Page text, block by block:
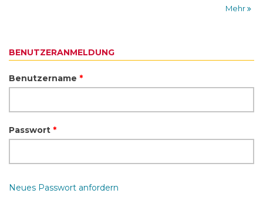
Mehr
BENUTZERANMELDUNG
Benutzername *
Passwort *
Neues Passwort anfordern